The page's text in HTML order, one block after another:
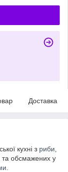
Доставка
кухні з риби
та обсмажених у